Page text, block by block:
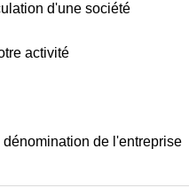
d'une société
activité
de l'entreprise